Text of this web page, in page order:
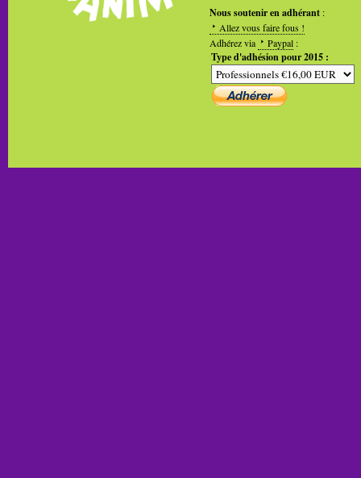
Nous soutenir en adhérant :
Allez vous faire fous !
Adhérez via
Paypal :
Type d'adhésion pour 2015 :